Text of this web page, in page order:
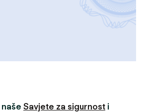
naše Savjete za sigurnost i